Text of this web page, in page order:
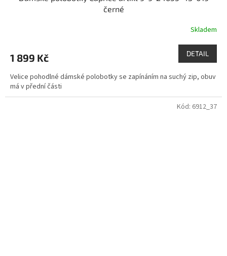
černé
Skladem
1 899 Kč DETAIL
Velice pohodlné dámské polobotky se zapínáním na suchý zip, obuv
má v přední části
Kód: 6912_37